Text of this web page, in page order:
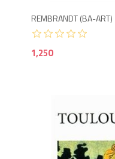
REMBRANDT (BA-ART)
1,250